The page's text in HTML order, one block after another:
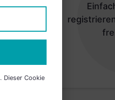
Dieser Cookie